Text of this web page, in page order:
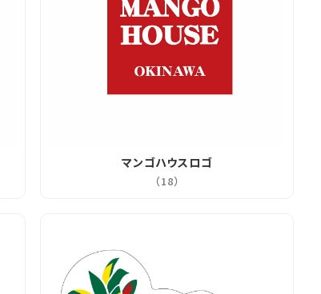
マンゴハウスロゴ
（18）